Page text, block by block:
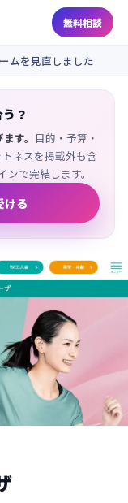
無料相談
ムを見直しました
？
す。 目的・予算・
ネスを掲載外も含
で完結します。
ける